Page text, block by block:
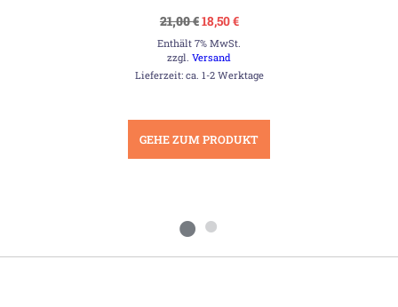
21,00€Ursprünglicher
Preis
war:
21,00 €
18,50€Aktueller
ist:
Enthält 7% MwSt.
zzgl.Versand
Lieferzeit: ca. 1-2 Werktage
GEHE ZUM PRODUKT